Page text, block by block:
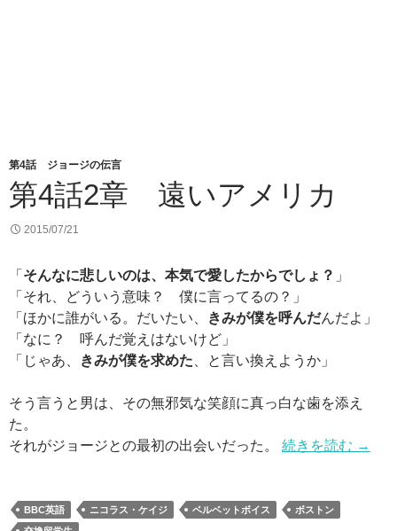
第4話 ジョージの伝言
第4話2章 遠いアメリカ
2015/07/21
「 そんなに悲しいのは、本気で愛したからでしょ？ 」
「それ、どういう意味？ 僕に言ってるの？」
「ほかに誰がいる。だいたい、
きみが僕を呼んだんだよ」
「なに？ 呼んだ覚えはないけど」
「じゃあ、
きみが僕を求めた 、と言い換えようか」
そう言うと男は、その無邪気な笑顔に真っ白な歯を添え
た。
それがジョージとの最初の出会いだった。 続きを読む →
BBC英語 ニコラス・ケイジ ベルベットボイス
ボストン